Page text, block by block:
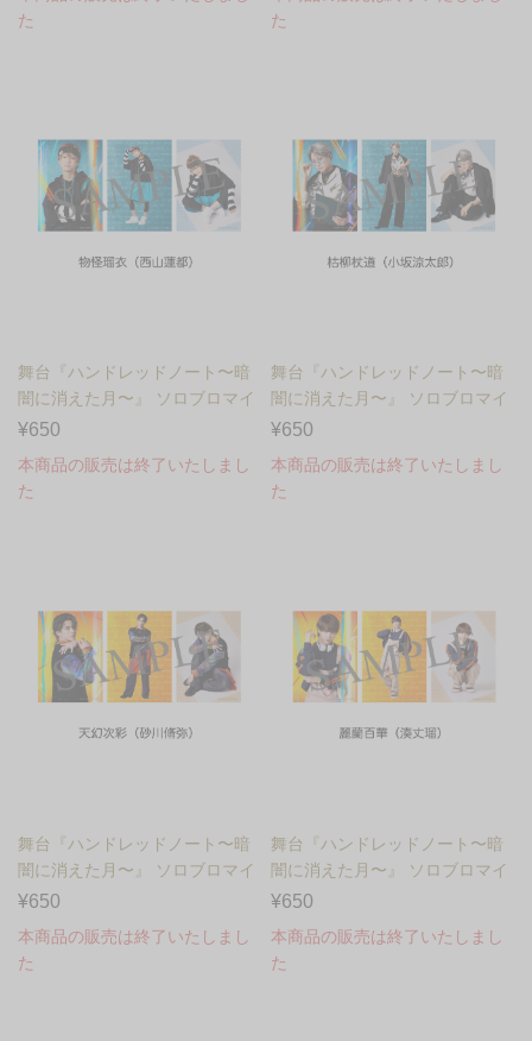
た
た
舞台『ハンドレッドノート〜暗
闇に消えた月〜』 ソロブロマイ
ド 物怪瑠衣（西山蓮都...
¥650
本商品の販売は終了いたしまし
た
舞台『ハンドレッドノート〜暗
闇に消えた月〜』 ソロブロマイ
ド 枯柳杖道（小坂涼太...
¥650
本商品の販売は終了いたしまし
た
舞台『ハンドレッドノート〜暗
闇に消えた月〜』 ソロブロマイ
ド 天幻次彩（砂川脩弥...
¥650
本商品の販売は終了いたしまし
た
舞台『ハンドレッドノート〜暗
闇に消えた月〜』 ソロブロマイ
ド 麗蘭百華（湊丈瑠）...
¥650
本商品の販売は終了いたしまし
た